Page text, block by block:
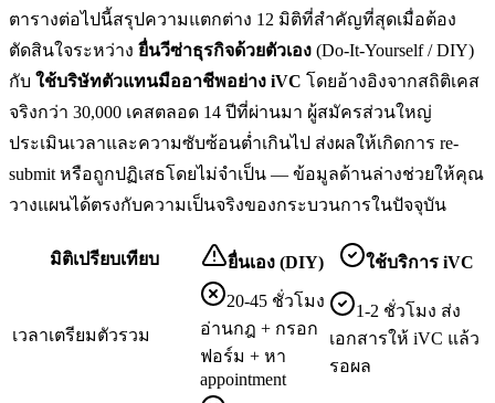
ตารางต่อไปนี้สรุปความแตกต่าง 12 มิติที่สำคัญที่สุดเมื่อต้อง
ตัดสินใจระหว่าง ยื่นวีซ่าธุรกิจด้วยตัวเอง (Do-It-Yourself / DIY)
กับ ใช้บริษัทตัวแทนมืออาชีพอย่าง iVC โดยอ้างอิงจากสถิติเคส
จริงกว่า 30,000 เคสตลอด 14 ปีที่ผ่านมา ผู้สมัครส่วนใหญ่
ประเมินเวลาและความซับซ้อนต่ำเกินไป ส่งผลให้เกิดการ re-
submit หรือถูกปฏิเสธโดยไม่จำเป็น — ข้อมูลด้านล่างช่วยให้คุณ
วางแผนได้ตรงกับความเป็นจริงของกระบวนการในปัจจุบัน
มิติเปรียบเทียบ ยื่นเอง (DIY) ใช้บริการ iVC
เวลาเตรียมตัวรวม
20-45 ชั่วโมง
อ่านกฎ + กรอก
ฟอร์ม + หา
appointment
1-2 ชั่วโมง ส่ง
เอกสารให้ iVC แล้ว
รอผล